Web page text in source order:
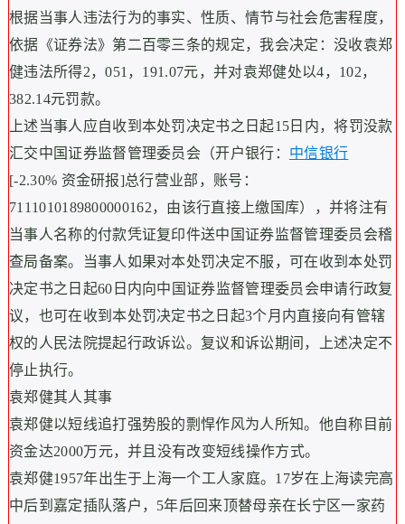
根据当事人违法行为的事实、性质、情节与社会危害程度，
依据《证券法》第二百零三条的规定，我会决定：没收袁郑
健违法所得2，051，191.07元，并对袁郑健处以4，102，
382.14元罚款。
上述当事人应自收到本处罚决定书之日起15日内，将罚没款
汇交中国证券监督管理委员会（开户银行： 中信银行
[-2.30% 资金研报]总行营业部，账号：
7111010189800000162，由该行直接上缴国库），并将注有
当事人名称的付款凭证复印件送中国证券监督管理委员会稽
查局备案。当事人如果对本处罚决定不服，可在收到本处罚
决定书之日起60日内向中国证券监督管理委员会申请行政复
议，也可在收到本处罚决定书之日起3个月内直接向有管辖
权的人民法院提起行政诉讼。复议和诉讼期间，上述决定不
停止执行。
袁郑健其人其事
袁郑健以短线追打强势股的剽悍作风为人所知。他自称目前
资金达2000万元，并且没有改变短线操作方式。
袁郑健1957年出生于上海一个工人家庭。17岁在上海读完高
中后到嘉定插队落户，5年后回来顶替母亲在长宁区一家药